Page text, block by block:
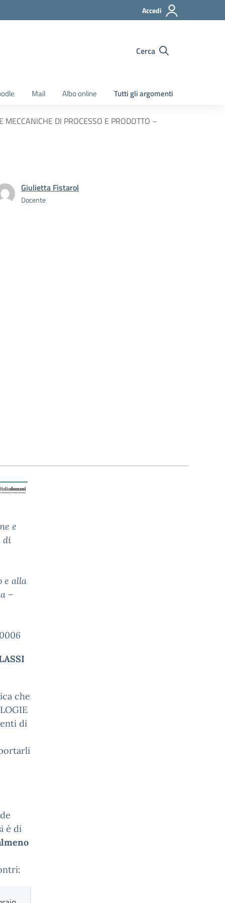
Accedi
Cerca
Mail Albo online Tutti gli argomenti
DI PROCESSO E PRODOTTO –
Giulietta Fistarol
Docente
e
di
e alla
–
che
di
è di